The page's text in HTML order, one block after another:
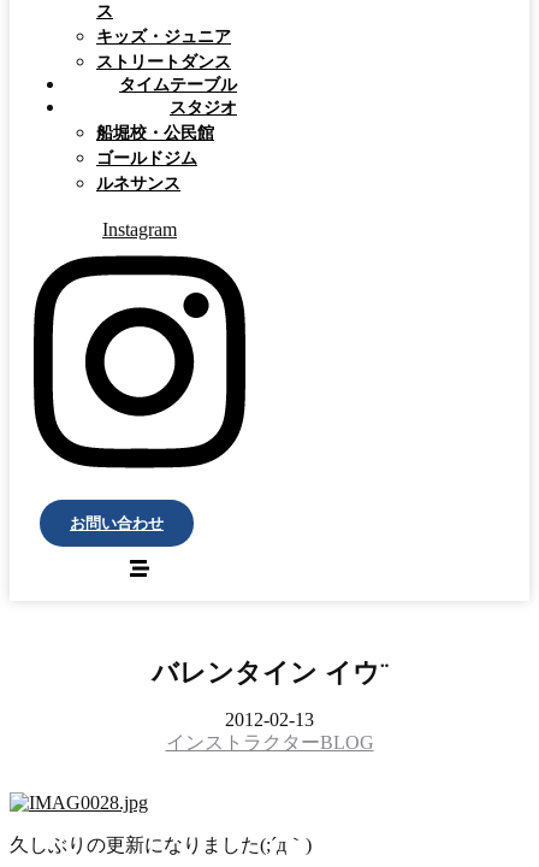
ス
キッズ・ジュニア
ストリートダンス
タイムテーブル
スタジオ
船堀校・公民館
ゴールドジム
ルネサンス
Instagram
お問い合わせ
バレンタイン イウ¨
2012-02-13
インストラクターBLOG
久しぶりの更新になりました(;´д｀)